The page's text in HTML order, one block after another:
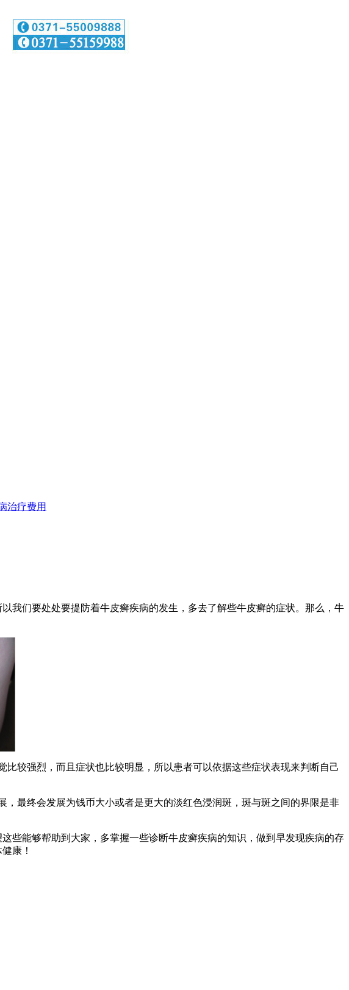
治疗费用
我们要处处要提防着牛皮癣疾病的发生，多去了解些牛皮癣的症状。那么，牛
较强烈，而且症状也比较明显，所以患者可以依据这些症状表现来判断自己
最终会发展为钱币大小或者是更大的淡红色浸润斑，斑与斑之间的界限是非
些能够帮助到大家，多掌握一些诊断牛皮癣疾病的知识，做到早发现疾病的存
康！